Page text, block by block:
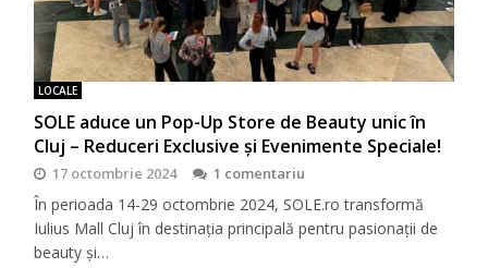
LOCALE
SOLE aduce un Pop-Up Store de Beauty unic în
Cluj – Reduceri Exclusive și Evenimente Speciale!
17 octombrie 2024 1 comentariu
În perioada 14-29 octombrie 2024, SOLE.ro transformă
Iulius Mall Cluj în destinația principală pentru pasionații de
beauty și…